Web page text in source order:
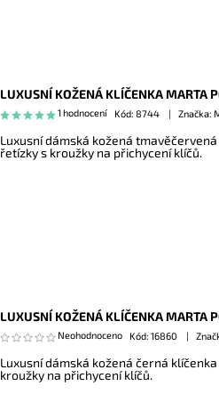
LUXUSNÍ KOŽENÁ KLÍČENKA MARTA
1 hodnocení Kód: 8744 Značka:
Luxusní dámská kožená
řetízky s kroužky na přichycení klíčů.
LUXUSNÍ KOŽENÁ KLÍČENKA MARTA
Neohodnoceno Kód: 16860
Luxusní dámská kožená černá
kroužky na přichycení klíčů.